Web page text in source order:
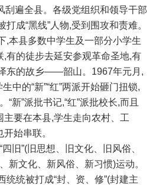
风刮遍全县。各级党组织和领导干部
成“黑线”人物,受到围攻和责难。
,本县多数中学生及一部分小学生
,有的徒步去延安参观革命圣地,有
东的故乡——韶山。1967年元月,
中的“新”“红”两派开始砸门扭锁,
新”派批书记,“红”派批校长,而且
要在本县,学生走向农村、工
始串联。
旧”(旧思想、旧文化、旧风俗、
新文化、新风俗、新习惯)运动。
统统被打成“封、资、修”(封建主